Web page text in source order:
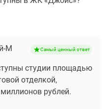
М Самый ценный ответ
студии площадью
отделкой,
рублей.